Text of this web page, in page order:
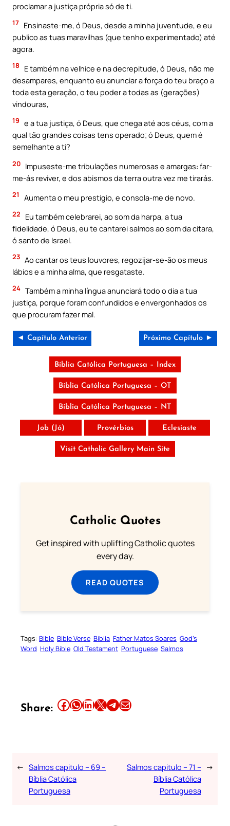
proclamar a justiça própria só de ti.
17 Ensinaste-me, ó Deus, desde a minha juventude, e eu
publico as tuas maravilhas (que tenho experimentado) até
agora.
18
E também na velhice e na decrepitude, ó Deus, não me
desampares, enquanto eu anunciar a força do teu braço a
toda esta geração, o teu poder a todas as (gerações)
vindouras,
19 e a tua justiça, ó Deus, que chega até aos céus, com a
qual tão grandes coisas tens operado; ó Deus, quem é
semelhante a ti?
20 Impuseste-me tribulações numerosas e amargas: far-
me-ás reviver, e dos abismos da terra outra vez me tirarás.
21 Aumenta o meu prestigio, e consola-me de novo.
22
Eu também celebrarei, ao som da harpa, a tua
fidelidade, ó Deus, eu te cantarei salmos ao som da citara,
ó santo de Israel.
23 Ao cantar os teus louvores, regozijar-se-ão os meus
lábios e a minha alma, que resgataste.
24 Também a minha língua anunciará todo o dia a tua
justiça, porque foram confundidos e envergonhados os
que procuram fazer mal.
◄ Capítulo Anterior Próximo Capítulo ►
Bíblia Católica Portuguesa – Index
Bíblia Católica Portuguesa – OT
Bíblia Católica Portuguesa – NT
Job (Jó) Provérbios Eclesiaste
Visit Catholic Gallery Main Site
Catholic Quotes
Get inspired with uplifting Catholic quotes
every day.
READ QUOTES
Tags: Bible Bible Verse Biblia Father Matos Soares God’s
Word Holy Bible Old Testament Portuguese Salmos
Share: Share this article on Facebook Share this article on WhatsApp Share this article on LinkedIn Share this article on X Share this article on TelegramEmail this Article
← Salmos capitulo – 69 –
Bíblia Católica
Portuguesa
Salmos capitulo – 71 –
Bíblia Católica
Portuguesa
→